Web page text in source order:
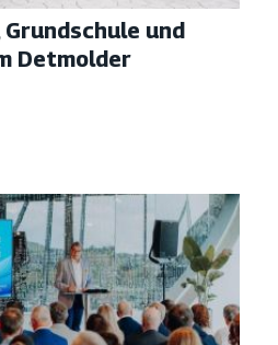
und
Detmolder